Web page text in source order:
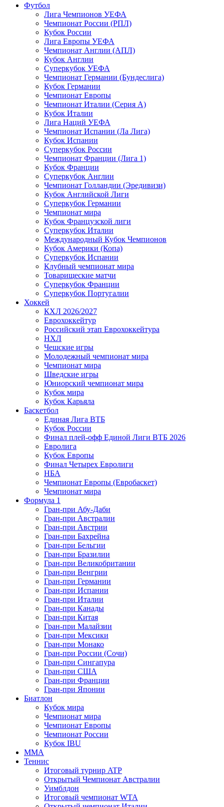
Футбол
Лига Чемпионов УЕФА
Чемпионат России (РПЛ)
Кубок России
Лига Европы УЕФА
Чемпионат Англии (АПЛ)
Кубок Англии
Суперкубок УЕФА
Чемпионат Германии (Бундеслига)
Кубок Германии
Чемпионат Европы
Чемпионат Италии (Серия А)
Кубок Италии
Лига Наций УЕФА
Чемпионат Испании (Ла Лига)
Кубок Испании
Суперкубок России
Чемпионат Франции (Лига 1)
Кубок Франции
Суперкубок Англии
Чемпионат Голландии (Эредивизи)
Кубок Английской Лиги
Суперкубок Германии
Чемпионат мира
Кубок Французской лиги
Суперкубок Италии
Международный Кубок Чемпионов
Кубок Америки (Копа)
Суперкубок Испании
Клубный чемпионат мира
Товарищеские матчи
Суперкубок Франции
Суперкубок Португалии
Хоккей
КХЛ 2026/2027
Еврохоккейтур
Российский этап Еврохоккейтура
НХЛ
Чешские игры
Молодежный чемпионат мира
Чемпионат мира
Шведские игры
Юниорский чемпионат мира
Кубок мира
Кубок Карьяла
Баскетбол
Единая Лига ВТБ
Кубок России
Финал плей-офф Единой Лиги ВТБ 2026
Евролига
Кубок Европы
Финал Четырех Евролиги
НБА
Чемпионат Европы (Евробаскет)
Чемпионат мира
Формула 1
Гран-при Абу-Даби
Гран-при Австралии
Гран-при Австрии
Гран-при Бахрейна
Гран-при Бельгии
Гран-при Бразилии
Гран-при Великобритании
Гран-при Венгрии
Гран-при Германии
Гран-при Испании
Гран-при Италии
Гран-при Канады
Гран-при Китая
Гран-при Малайзии
Гран-при Мексики
Гран-при Монако
Гран-при России (Сочи)
Гран-при Сингапура
Гран-при США
Гран-при Франции
Гран-при Японии
Биатлон
Кубок мира
Чемпионат мира
Чемпионат Европы
Чемпионат России
Кубок IBU
MMA
Теннис
Итоговый турнир ATP
Открытый Чемпионат Австралии
Уимблдон
Итоговый чемпионат WTA